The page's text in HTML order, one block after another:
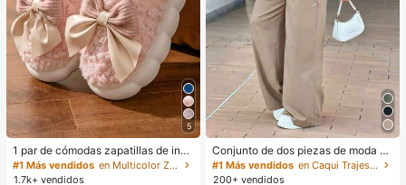
5
1 par de cómodas zapatillas de invi
erno para mujer, con forro de peluc
he con lazo, suela gruesa antidesliz
#1 Más vendidos
en Multicolor Zapatillas de casa
1.7k+ vendidos
Conjunto de dos piezas de moda de
verano para mujer de unicolor casu
al: top de manga corta con cuello y
#1 Más vendidos
en Caqui Trajes de dos piezas para mujer
200+ vendidos